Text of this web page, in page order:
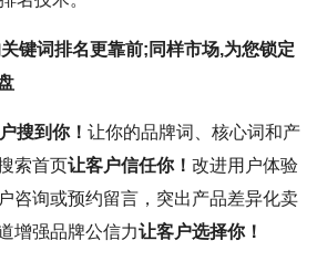
键词排名更靠前;同样市场,为您锁定
搜到你！ 让你的品牌词、核心词和产
索首页让客户信任你！ 改进用户体验
咨询或预约留言，突出产品差异化卖
增强品牌公信力让客户选择你！